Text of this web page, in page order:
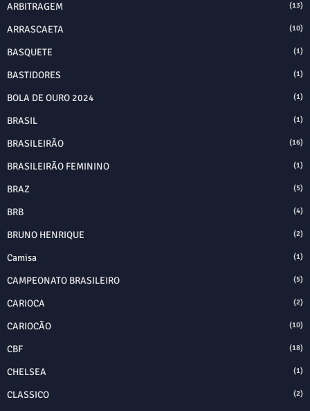
ARBITRAGEM (13)
ARRASCAETA (10)
BASQUETE (1)
BASTIDORES (1)
BOLA DE OURO 2024 (1)
BRASIL (1)
BRASILEIRÃO (16)
BRASILEIRÃO FEMININO (1)
BRAZ (5)
BRB (4)
BRUNO HENRIQUE (2)
Camisa (1)
CAMPEONATO BRASILEIRO (5)
CARIOCA (2)
CARIOCÃO (10)
CBF (18)
CHELSEA (1)
CLASSICO (2)